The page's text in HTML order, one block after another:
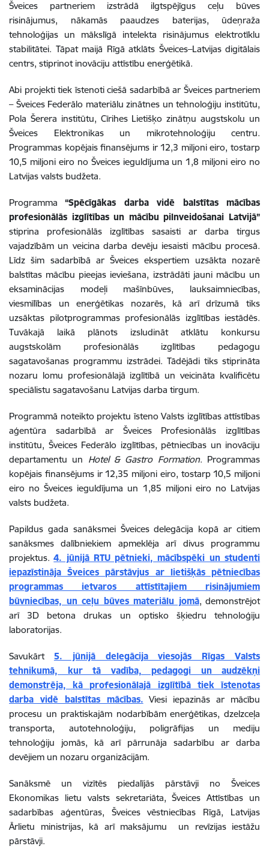
Šveices partneriem izstrādā ilgtspējīgus ceļu būves
risinājumus, nākamās paaudzes baterijas, ūdeņraža
tehnoloģijas un mākslīgā intelekta risinājumus elektrotīklu
stabilitātei. Tāpat maijā Rīgā atklāts Šveices–Latvijas digitālais
centrs, stiprinot inovāciju attīstību enerģētikā.
Abi projekti tiek īstenoti ciešā sadarbībā ar Šveices partneriem
– Šveices Federālo materiālu zinātnes un tehnoloģiju institūtu,
Pola Šerera institūtu, Cīrihes Lietišķo zinātņu augstskolu un
Šveices Elektronikas un mikrotehnoloģiju centru.
Programmas kopējais finansējums ir 12,3 miljoni eiro, tostarp
10,5 miljoni eiro no Šveices ieguldījuma un 1,8 miljoni eiro no
Latvijas valsts budžeta.
Programma“Spēcīgākas darba vidē balstītas mācības
profesionālās izglītības un mācību pilnveidošanai Latvijā”
stiprina profesionālās izglītības sasaisti ar darba tirgus
vajadzībām un veicina darba devēju iesaisti mācību procesā.
Līdz šim sadarbībā ar Šveices ekspertiem uzsākta nozarē
balstītas mācību pieejas ieviešana, izstrādāti jauni mācību un
eksaminācijas modeļi mašīnbūves, lauksaimniecības,
viesmīlības un enerģētikas nozarēs, kā arī drīzumā tiks
uzsāktas pilotprogrammas profesionālās izglītības iestādēs.
Tuvākajā laikā plānots izsludināt atklātu konkursu
augstskolām profesionālās izglītības pedagogu
sagatavošanas programmu izstrādei. Tādējādi tiks stiprināta
nozaru lomu profesionālajā izglītībā un veicināta kvalificētu
speciālistu sagatavošanu Latvijas darba tirgum.
Programmā noteikto projektu īsteno Valsts izglītības attīstības
aģentūra sadarbībā ar Šveices Profesionālās izglītības
institūtu, Šveices Federālo izglītības, pētniecības un inovāciju
departamentu un Hotel & Gastro Formation. Programmas
kopējais finansējums ir 12,35 miljoni eiro, tostarp 10,5 miljoni
eiro no Šveices ieguldījuma un 1,85 miljoni eiro no Latvijas
valsts budžeta.
Papildus gada sanāksmei Šveices delegācija kopā ar citiem
sanāksmes dalībniekiem apmeklēja arī divus programmu
projektus.4. jūnijā RTU pētnieki, mācībspēki un studenti
iepazīstināja Šveices pārstāvjus ar lietišķās pētniecības
programmas ietvaros attīstītajiem risinājumiem
būvniecības, un ceļu būves materiālu jomā, demonstrējot
arī 3D betona drukas un optisko šķiedru tehnoloģiju
laboratorijas.
Savukārt 5. jūnijā delegācija viesojās Rīgas Valsts
tehnikumā, kur tā vadība, pedagogi un audzēkņi
demonstrēja, kā profesionālajā izglītībā tiek īstenotas
darba vidē balstītas mācības. Viesi iepazinās ar mācību
procesu un praktiskajām nodarbībām enerģētikas, dzelzceļa
transporta, autotehnoloģiju, poligrāfijas un mediju
tehnoloģiju jomās, kā arī pārrunāja sadarbību ar darba
devējiem un nozaru organizācijām.
Sanāksmē un vizītēs piedalījās pārstāvji no Šveices
Ekonomikas lietu valsts sekretariāta, Šveices Attīstības un
sadarbības aģentūras, Šveices vēstniecības Rīgā, Latvijas
Ārlietu ministrijas, kā arī maksājumu un revīzijas iestāžu
pārstāvji.